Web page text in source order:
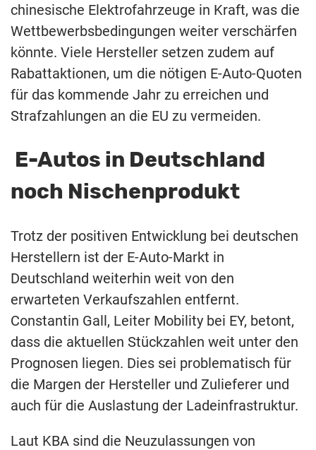
chinesische Elektrofahrzeuge in Kraft, was die
Wettbewerbsbedingungen weiter verschärfen
könnte. Viele Hersteller setzen zudem auf
Rabattaktionen, um die nötigen E-Auto-Quoten
für das kommende Jahr zu erreichen und
Strafzahlungen an die EU zu vermeiden.
E-Autos in Deutschland
noch Nischenprodukt
Trotz der positiven Entwicklung bei deutschen
Herstellern ist der E-Auto-Markt in
Deutschland weiterhin weit von den
erwarteten Verkaufszahlen entfernt.
Constantin Gall, Leiter Mobility bei EY, betont,
dass die aktuellen Stückzahlen weit unter den
Prognosen liegen. Dies sei problematisch für
die Margen der Hersteller und Zulieferer und
auch für die Auslastung der Ladeinfrastruktur.
Laut KBA sind die Neuzulassungen von